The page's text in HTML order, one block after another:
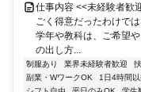
仕事内容 <<未経験者歓
ごく得意だったわけで
学年や教科は、ご希望
の出し方...
制服あり 業界未経験者歓迎
副業・WワークOK
1日4時間